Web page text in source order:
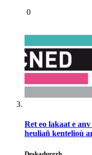
0
Ret eo lakaat e
heuliañ kentelioù
Deskadurezh